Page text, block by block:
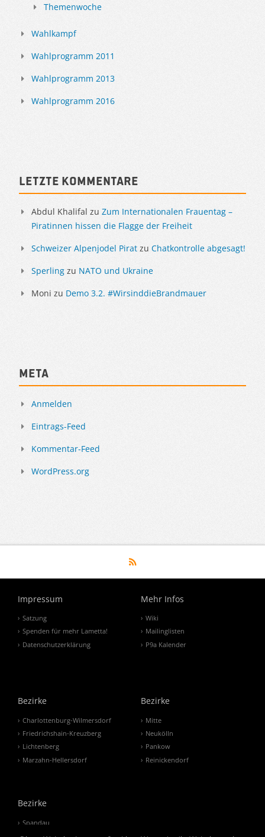
Themenwoche
Wahlkampf
Wahlprogramm 2011
Wahlprogramm 2013
Wahlprogramm 2016
Letzte Kommentare
Abdul Khalifal zu Zum Internationalen Frauentag –
Piratinnen hissen die Flagge der Freiheit
Schweizer Alpenjodel Pirat zu Chatkontrolle abgesagt!
Sperling zu NATO und Ukraine
Moni zu Demo 3.2. #WirsinddieBrandmauer
Meta
Anmelden
Eintrags-Feed
Kommentar-Feed
WordPress.org
Impressum
Satzung
Spenden für mehr Lametta!
Datenschutzerklärung
Mehr Infos
Wiki
Mailinglisten
P9a Kalender
Bezirke
Charlottenburg-Wilmersdorf
Friedrichshain-Kreuzberg
Lichtenberg
Marzahn-Hellersdorf
Bezirke
Mitte
Neukölln
Pankow
Reinickendorf
Bezirke
Spandau